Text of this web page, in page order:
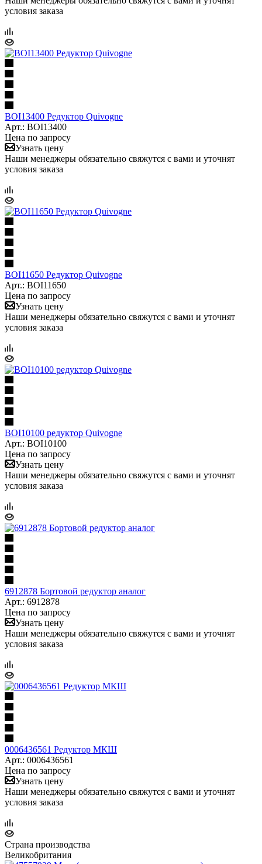
условия заказа
BOI13400 Редуктор Quivogne
Арт.: BOI13400
Цена по запросу
Узнать цену
Наши менеджеры обязательно свяжутся с вами и уточнят
условия заказа
BOI11650 Редуктор Quivogne
Арт.: BOI11650
Цена по запросу
Узнать цену
Наши менеджеры обязательно свяжутся с вами и уточнят
условия заказа
BOI10100 редуктор Quivogne
Арт.: BOI10100
Цена по запросу
Узнать цену
Наши менеджеры обязательно свяжутся с вами и уточнят
условия заказа
6912878 Бортовой редуктор аналог
Арт.: 6912878
Цена по запросу
Узнать цену
Наши менеджеры обязательно свяжутся с вами и уточнят
условия заказа
0006436561 Редуктор МКШ
Арт.: 0006436561
Цена по запросу
Узнать цену
Наши менеджеры обязательно свяжутся с вами и уточнят
условия заказа
Страна производства
Великобритания